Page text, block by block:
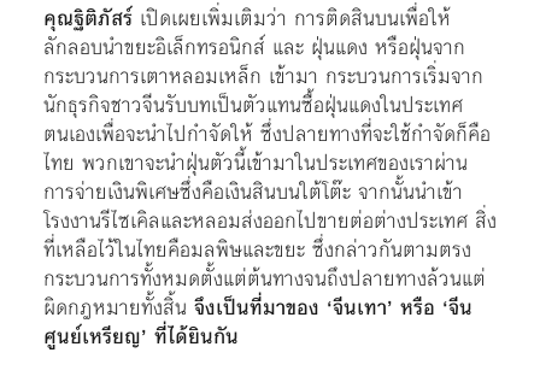
คุณฐิติภัสร์เปิดเผยเพิ่มเติมว่า การติดสินบนเพื่อให้
ลักลอบนำขยะอิเล็กทรอนิกส์ และ ฝุ่นแดง หรือฝุ่นจาก
กระบวนการเตาหลอมเหล็ก เข้ามา กระบวนการเริ่มจาก
นักธุรกิจชาวจีนรับบทเป็นตัวแทนซื้อฝุ่นแดงในประเทศ
ตนเองเพื่อจะนำไปกำจัดให้ ซึ่งปลายทางที่จะใช้กำจัดก็คือ
ไทย พวกเขาจะนำฝุ่นตัวนี้เข้ามาในประเทศของเราผ่าน
การจ่ายเงินพิเศษซึ่งคือเงินสินบนใต้โต๊ะ จากนั้นนำเข้า
โรงงานรีไซเคิลและหลอมส่งออกไปขายต่อต่างประเทศ สิ่ง
ที่เหลือไว้ในไทยคือมลพิษและขยะ ซึ่งกล่าวกันตามตรง
กระบวนการทั้งหมดตั้งแต่ต้นทางจนถึงปลายทางล้วนแต่
ผิดกฎหมายทั้งสิ้น จึงเป็นที่มาของ ‘จีนเทา’ หรือ ‘จีน
ศูนย์เหรียญ’ ที่ได้ยินกัน